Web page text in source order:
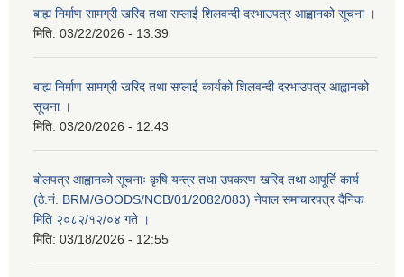
बाह्य निर्माण सामग्री खरिद तथा सप्लाई शिलवन्दी दरभाउपत्र आह्वानको सूचना ।
मिति: 03/22/2026 - 13:39
बाह्य निर्माण सामग्री खरिद तथा सप्लाई कार्यको शिलवन्दी दरभाउपत्र आह्वानको
सूचना ।
मिति: 03/20/2026 - 12:43
बोलपत्र आह्वानको सूचनाः कृषि यन्त्र तथा उपकरण खरिद तथा आपूर्ति कार्य
(ठे.नं. BRM/GOODS/NCB/01/2082/083) नेपाल समाचारपत्र दैनिक
मिति २०८२/१२/०४ गते ।
मिति: 03/18/2026 - 12:55